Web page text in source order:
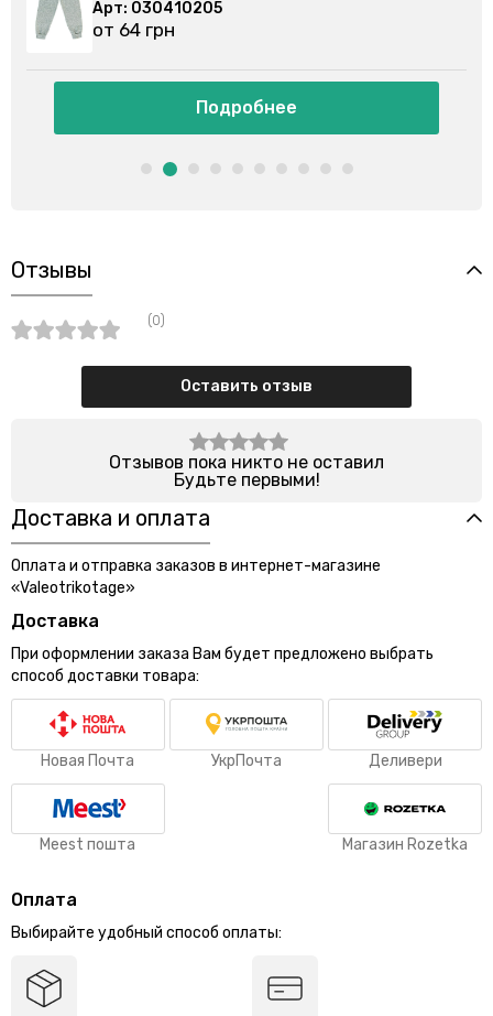
Отзывы
(0)
Оставить отзыв
Отзывов пока никто не оставил
Будьте первыми!
Доставка и оплата
Оплата и отправка заказов в интернет-магазине
«Valeotrikotage»
Доставка
При оформлении заказа Вам будет предложено выбрать
способ доставки товара:
Новая Почта УкрПочта Деливери
Meest пошта Магазин Rozetka
Оплата
Выбирайте удобный способ оплаты: